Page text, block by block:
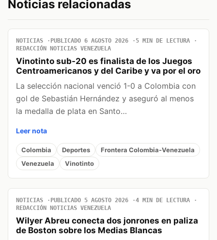
Noticias relacionadas
NOTICIAS PUBLICADO 6 AGOSTO 2026
5 MIN DE LECTURA
REDACCIÓN NOTICIAS VENEZUELA
Vinotinto sub-20 es finalista de los Juegos
Centroamericanos y del Caribe y va por el oro
La selección nacional venció 1-0 a Colombia con
gol de Sebastián Hernández y aseguró al menos
la medalla de plata en Santo…
Leer nota
Colombia Deportes
Frontera Colombia-Venezuela
Venezuela
Vinotinto
NOTICIAS PUBLICADO 5 AGOSTO 2026
4 MIN DE LECTURA
REDACCIÓN NOTICIAS VENEZUELA
Wilyer Abreu conecta dos jonrones en paliza
de Boston sobre los Medias Blancas